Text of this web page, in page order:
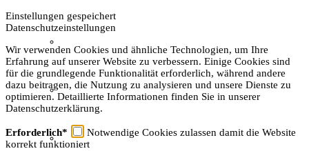
Unser Team & Mitmachen
Sachsenhof-Zentrum
Einstellungen gespeichert
Datenschutzeinstellungen
Wir verwenden Cookies und ähnliche Technologien, um Ihre
Erfahrung auf unserer Website zu verbessern. Einige Cookies sind
für die grundlegende Funktionalität erforderlich, während andere
dazu beitragen, die Nutzung zu analysieren und unsere Dienste zu
optimieren. Detaillierte Informationen finden Sie in unserer
Datenschutzerklärung.
Erforderlich*
Notwendige Cookies zulassen damit die Website
korrekt funktioniert